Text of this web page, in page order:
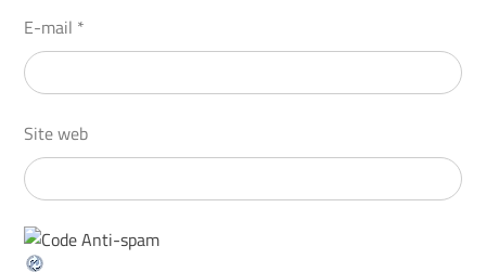
E-mail *
Site web